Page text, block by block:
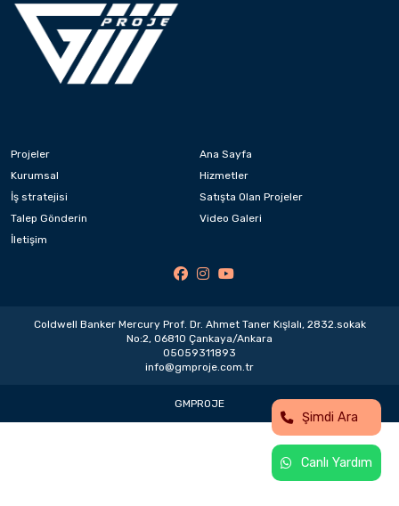
Projeler
Ana Sayfa
Kurumsal
Hizmetler
İş stratejisi
Satışta Olan Projeler
Talep Gönderin
Video Galeri
İletişim
Coldwell Banker Mercury Prof. Dr. Ahmet Taner Kışlalı, 2832.sokak
No:2, 06810 Çankaya/Ankara
05059311893
info@gmproje.com.tr
GMPROJE
Şimdi Ara
Canlı Yardım